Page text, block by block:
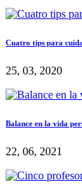
Cuatro tips para
25, 03, 2020
Balance en la vida
22, 06, 2021